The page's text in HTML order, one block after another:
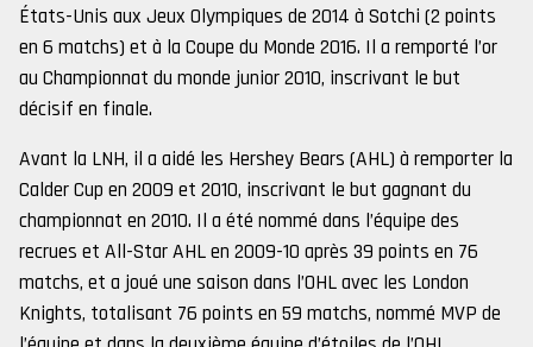
États-Unis aux Jeux Olympiques de 2014 à Sotchi (2 points
en 6 matchs) et à la Coupe du Monde 2016. Il a remporté l’or
au Championnat du monde junior 2010, inscrivant le but
décisif en finale.
Avant la LNH, il a aidé les Hershey Bears (AHL) à remporter la
Calder Cup en 2009 et 2010, inscrivant le but gagnant du
championnat en 2010. Il a été nommé dans l’équipe des
recrues et All-Star AHL en 2009-10 après 39 points en 76
matchs, et a joué une saison dans l’OHL avec les London
Knights, totalisant 76 points en 59 matchs, nommé MVP de